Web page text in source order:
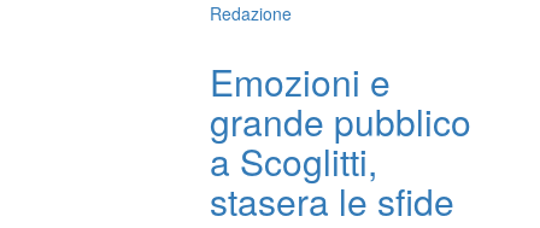
Redazione
Emozioni e
grande pubblico
a Scoglitti,
stasera le sfide